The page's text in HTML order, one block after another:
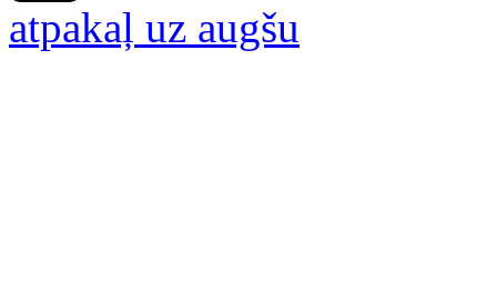
atpakaļ uz augšu